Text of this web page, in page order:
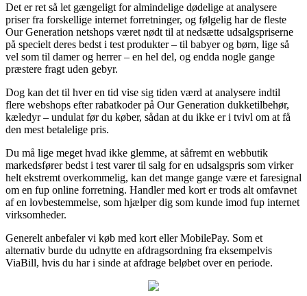
Det er ret så let gængeligt for almindelige dødelige at analysere
priser fra forskellige internet forretninger, og følgelig har de fleste
Our Generation netshops været nødt til at nedsætte udsalgspriserne
på specielt deres bedst i test produkter – til babyer og børn, lige så
vel som til damer og herrer – en hel del, og endda nogle gange
præstere fragt uden gebyr.
Dog kan det til hver en tid vise sig tiden værd at analysere indtil
flere webshops efter rabatkoder på Our Generation dukketilbehør,
kæledyr – undulat før du køber, sådan at du ikke er i tvivl om at få
den mest betalelige pris.
Du må lige meget hvad ikke glemme, at såfremt en webbutik
markedsfører bedst i test varer til salg for en udsalgspris som virker
helt ekstremt overkommelig, kan det mange gange være et faresignal
om en fup online forretning. Handler med kort er trods alt omfavnet
af en lovbestemmelse, som hjælper dig som kunde imod fup internet
virksomheder.
Generelt anbefaler vi køb med kort eller MobilePay. Som et
alternativ burde du udnytte en afdragsordning fra eksempelvis
ViaBill, hvis du har i sinde at afdrage beløbet over en periode.